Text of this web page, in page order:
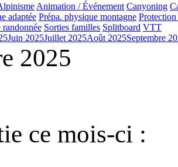
Animation / Événement Canyoning
adaptée Prépa. physique montagne
randonnée Sorties familles Splitboard VTT
Juin 2025Juillet 2025Août 2025Septembre
2025
ce mois-ci :